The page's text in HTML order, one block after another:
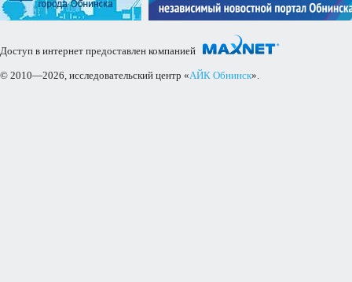
Доступ в интернет предоставлен компанией
© 2010—2026, исследовательский центр «АЙК Обнинск».